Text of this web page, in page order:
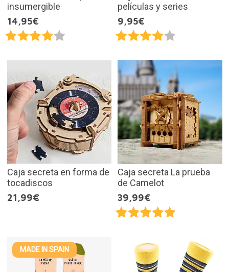
insumergible
14,95€
películas y series
9,95€
Caja secreta en forma de
tocadiscos
21,99€
Caja secreta La prueba
de Camelot
39,99€
MADE IN SPAIN